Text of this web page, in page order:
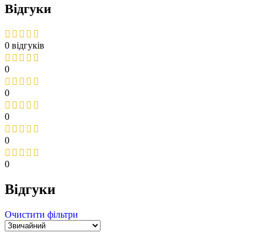
Відгуки
0 відгуків
0
0
0
0
0
Відгуки
Очистити фільтри